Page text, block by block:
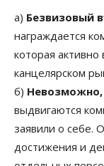
а) Безвизовый
награждается
которая
канцелярском
б)
выдвигаются
заявили о себе.
достижения и